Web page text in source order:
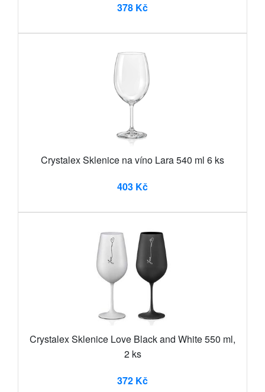
378 Kč
Crystalex Sklenice na víno Lara 540 ml 6 ks
403 Kč
Crystalex Sklenice Love Black and White 550 ml,
2 ks
372 Kč